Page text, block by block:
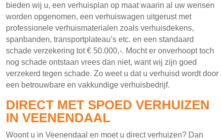
bieden wij u, een verhuisplan op maat waarin al uw wensen
worden opgenomen, een verhuiswagen uitgerust met
professionele verhuismaterialen zoals verhuisdekens,
spanbanden, transportplateau’s etc. en een standaard
schade verzekering tot € 50.000,-. Mocht er onverhoopt toch
nog schade ontstaan vrees dan niet, want wij zijn goed
verzekerd tegen schade. Zo weet u dat u verhuisd wordt door
een betrouwbare en vakkundige verhuisbedrijf.
DIRECT MET SPOED VERHUIZEN
IN VEENENDAAL
Woont u in Veenendaal en moet u direct verhuizen? Dan